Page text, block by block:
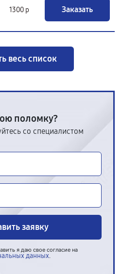
1300 р Заказать
весь список
поломку?
со специалистом
заявку
я даю свое согласие на
данных.